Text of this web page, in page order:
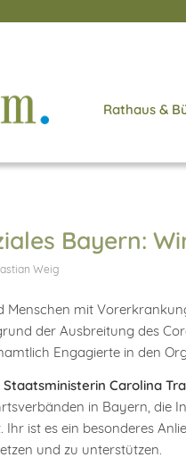
Rathaus &
Bayern:
Weig
mit
der Ausbreitung des
Engagierte in den
Staatsministerin Carolina
in Bayern, die
Ihr ist es ein besonderes
und zu unterstützen.